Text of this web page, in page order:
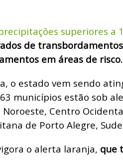
superiores a
de
em áreas de risco.
o estado vem sendo
municípios estão sob
Noroeste, Centro
de Porto Alegre,
o alerta laranja, que